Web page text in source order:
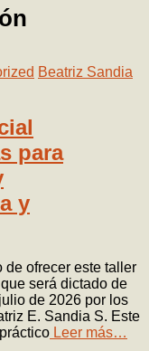
Beatriz Sandia
para
y
de ofrecer este taller
será dictado de
de 2026 por los
E. Sandia S. Este
Leer más…